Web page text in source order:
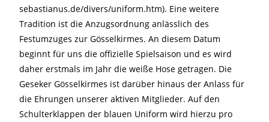
sebastianus.de/divers/uniform.htm). Eine weitere
Tradition ist die Anzugsordnung anlässlich des
Festumzuges zur Gösselkirmes. An diesem Datum
beginnt für uns die offizielle Spielsaison und es wird
daher erstmals im Jahr die weiße Hose getragen. Die
Geseker Gösselkirmes ist darüber hinaus der Anlass für
die Ehrungen unserer aktiven Mitglieder. Auf den
Schulterklappen der blauen Uniform wird hierzu pro